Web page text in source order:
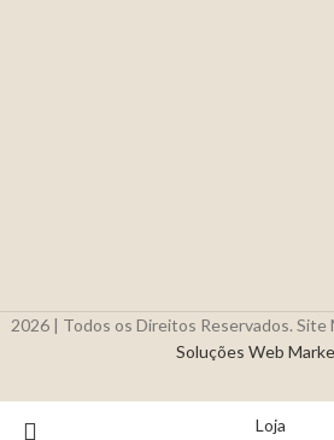
2026 | Todos os Direitos Reservados. Site
Soluções Web
Loja